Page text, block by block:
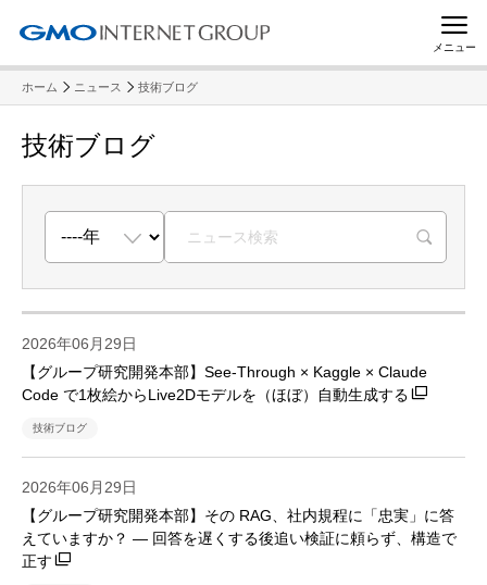
メニュー
ホーム ニュース 技術ブログ
技術ブログ
2026年06月29日
【グループ研究開発本部】See-Through × Kaggle × Claude
Code で1枚絵からLive2Dモデルを（ほぼ）自動生成する
技術ブログ
2026年06月29日
【グループ研究開発本部】その RAG、社内規程に「忠実」に答
えていますか？ ― 回答を遅くする後追い検証に頼らず、構造で
正す